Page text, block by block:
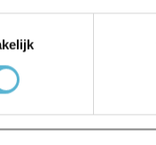
A60 - Filament
Levertijd: 3-5